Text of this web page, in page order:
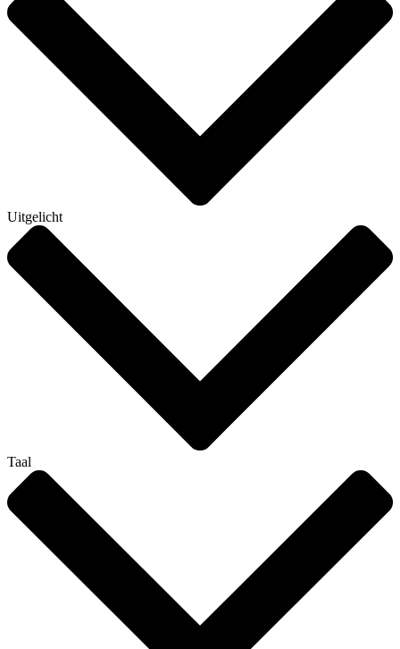
Uitgelicht
Taal